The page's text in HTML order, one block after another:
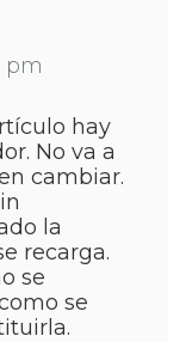
pm
hay
No va a
cambiar.
la
recarga.
se
se